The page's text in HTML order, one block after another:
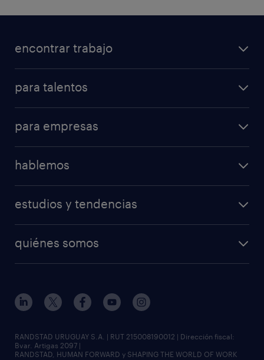
encontrar trabajo
para talentos
para empresas
hablemos
estudios y tendencias
quiénes somos
RANDSTAD URUGUAY S.A. | RUT 215008190012 | Dirección fiscal:
Bvar. Artigas 2097 |
RANDSTAD, HUMAN FORWARD y SHAPING THE WORLD OF WORK